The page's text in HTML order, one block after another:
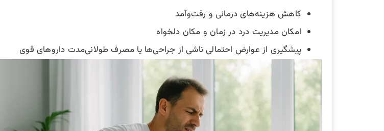
کاهش هزینه‌های درمانی و رفت‌وآمد
امکان مدیریت درد در زمان و مکان دلخواه
پیشگیری از عوارض احتمالی ناشی از جراحی‌ها یا مصرف طولانی‌مدت داروهای قوی